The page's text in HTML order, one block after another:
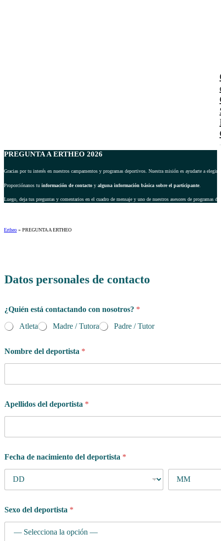
PREGUNTA A ERTHEO 2026
Gracias por tu interés en nuestros campamentos y programas deportivos. Nuestra misión es ayudarte a
Proporciónanos tu información de contacto y alguna información básica sobre el participante.
Luego, deja tus preguntas y comentarios en el cuadro de mensaje y uno de nuestros asesores de programas
Ertheo » PREGUNTA A ERTHEO
Datos personales de contacto
¿Quién está contactando con nosotros? *
Atleta
Madre / Tutora Padre / Tutor
Nombre del deportista *
Apellidos del deportista *
Fecha de nacimiento del deportista *
Sexo del deportista *